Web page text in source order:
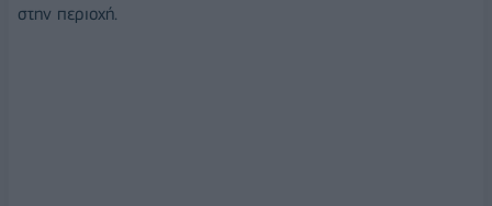
στην περιοχή.